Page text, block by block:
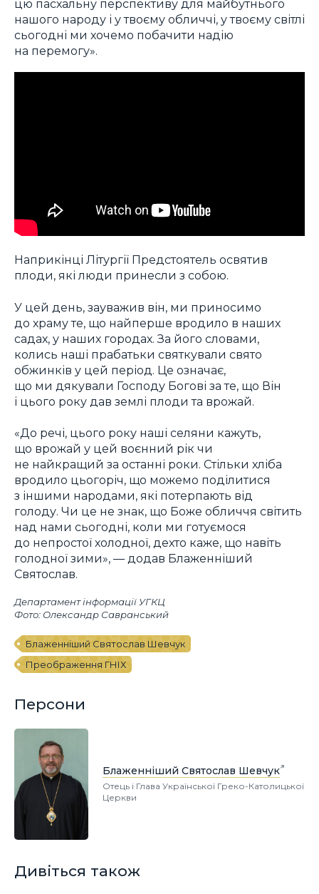
цю пасхальну перспективу для майбутнього
нашого народу і у твоєму обличчі, у твоєму світлі
сьогодні ми хочемо побачити надію
на перемогу».
Наприкінці Літургії Предстоятель освятив
плоди, які люди принесли з собою.
У цей день, зауважив він, ми приносимо
до храму те, що найперше вродило в наших
садах, у наших городах. За його словами,
колись наші прабатьки святкували свято
обжинків у цей період. Це означає,
що ми дякували Господу Богові за те, що Він
і цього року дав землі плоди та врожай.
«До речі, цього року наші селяни кажуть,
що врожай у цей воєнний рік чи
не найкращий за останні роки. Стільки хліба
вродило цьогоріч, що можемо поділитися
з іншими народами, які потерпають від
голоду. Чи це не знак, що Боже обличчя світить
над нами сьогодні, коли ми готуємося
до непростої холодної, дехто каже, що навіть
голодної зими», — додав Блаженніший
Святослав.
Департамент інформації УГКЦ
Фото: Олександр Савранський
Блаженніший Святослав Шевчук
Преображення ГНІХ
Персони
Блаженніший Святослав Шевчук
Отець і Глава Української Греко-Католицької
Церкви
Дивіться також